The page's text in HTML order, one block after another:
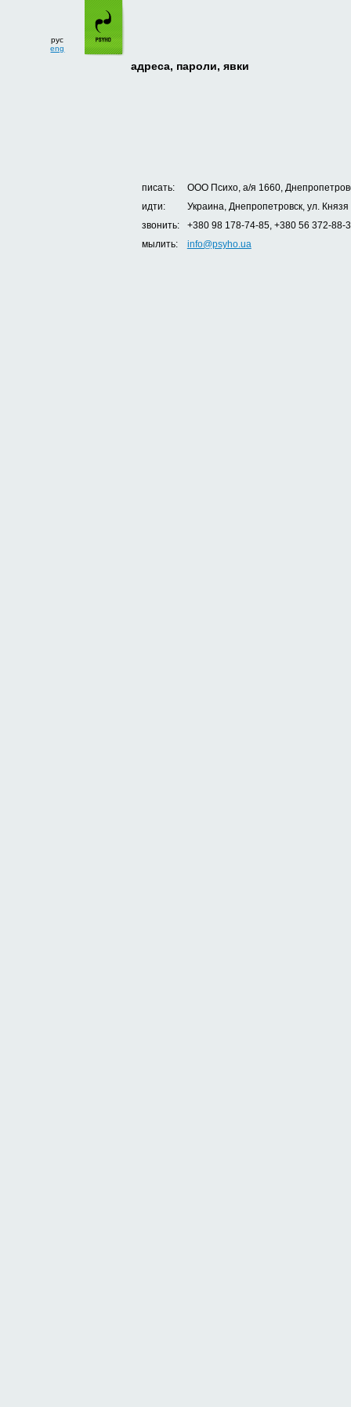
рус
eng
адреса, пароли, явки
писать:
ООО Психо, а/я 1660,
идти:
Украина, Днепропетровск, ул.
звонить:
+380 98 178-74-85, +380 56 372-88-
мылить:
info@psyho.ua